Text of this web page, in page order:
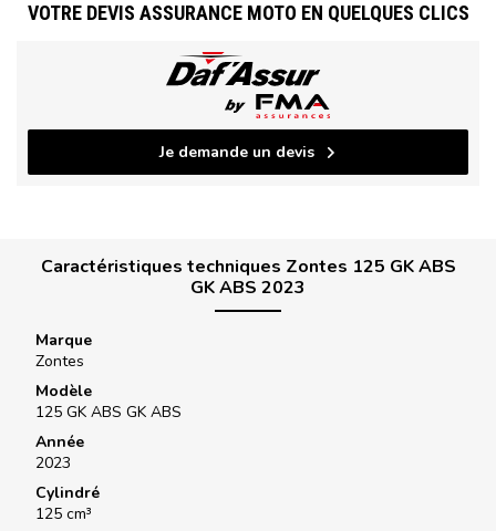
VOTRE DEVIS ASSURANCE MOTO EN QUELQUES CLICS
Je demande un devis
Caractéristiques techniques Zontes 125 GK ABS
GK ABS 2023
Marque
Zontes
Modèle
125 GK ABS GK ABS
Année
2023
Cylindré
125 cm³